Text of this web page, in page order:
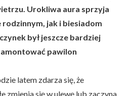
Urokliwa aura sprzyja
jak i biesiadom
był jeszcze bardziej
pawilon
latem zdarza się, że
zmienia się w ulewę lub zaczyna